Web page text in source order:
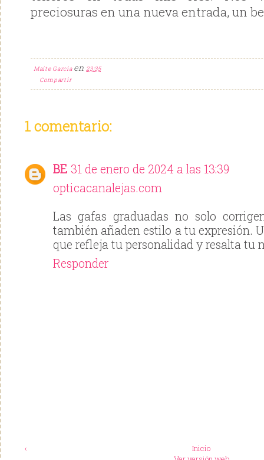
preciosuras en una nueva entrada, un
Maite Garcia en23:35
Compartir
1 comentario:
BE 31 de enero de 2024 a las 13:39
opticacanalejas.com
Las gafas graduadas no solo
también añaden estilo a tu expresión.
que refleja tu personalidad y resalta tu
Responder
‹
Inicio